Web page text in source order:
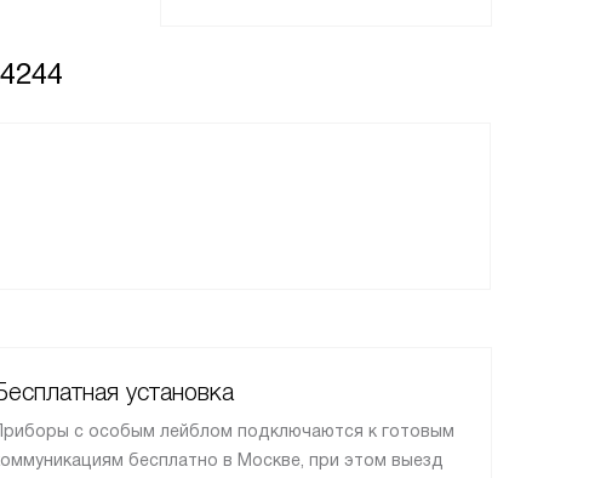
установка
с особым лейблом подключаются к готовым
бесплатно в Москве, при этом выезд